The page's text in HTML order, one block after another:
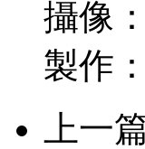
攝像
製作
上一